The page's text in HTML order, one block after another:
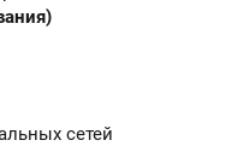
сетей